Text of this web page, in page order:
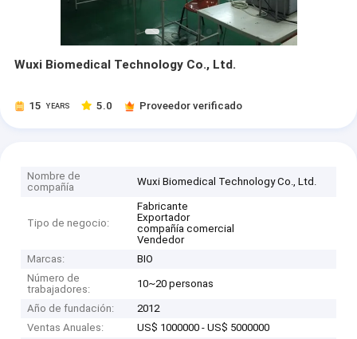
Wuxi Biomedical Technology Co., Ltd.
15 YEARS 5.0 Proveedor verificado
Nombre de
compañía
Wuxi Biomedical Technology Co., Ltd.
Tipo de negocio:
Fabricante
Exportador
compañía comercial
Vendedor
Marcas:
BIO
Número de
trabajadores:
10~20 personas
Año de fundación:
2012
Ventas Anuales:
US$ 1000000 - US$ 5000000